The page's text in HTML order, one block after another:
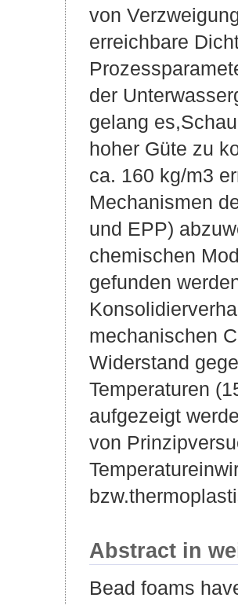
von
erreichbare
der
gelang
hoher Güte zu
ca. 160 kg/m3
Mechanismen
und EPP)
chemischen
gefunden
mechanischen
Widerstand
Temperaturen
aufgezeigt
von
Abstract in
Bead foams